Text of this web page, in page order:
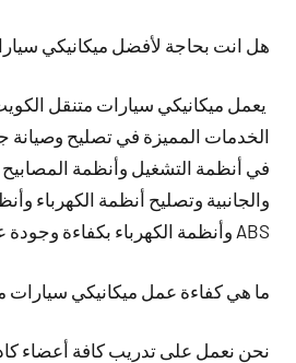
هل انت بحاجة لأفضل ميكانيكي
يعمل ميكانيكي سيارات متنقل
الخدمات المميزة في تصليح وصيانة
في أنظمة التشغيل وأنظمة المصابيح
والجانبية وتصليح أنظمة الكهرباء
ABS وأنظمة الكهرباء بكفاءة وجودة عالية.
ما هي كفاءة عمل ميكانيكي سيارات
نحن نعمل على تدريب كافة أعضاء